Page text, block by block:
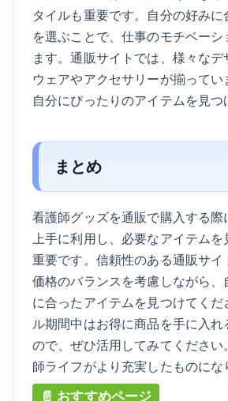
タイルも重要です。自分の好み
を選ぶことで、仕事のモチベーシ
ます。通販サイトでは、様々な
ウェアやアクセサリーが揃って
自分にぴったりのアイテムを見つ
まとめ
看護師グッズを通販で購入する際
上手に利用し、必要なアイテム
重要です。信頼性のある通販サイ
価格のバランスを考慮しながら
に合ったアイテムを見つけてく
ル期間中はお得に商品を手に入
ので、ぜひ活用してみてくださ
師ライフがより充実したものにな